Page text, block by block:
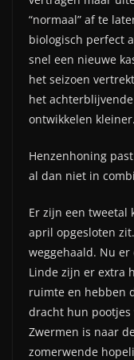
“normaal” af te
biologisch perfect
snel een nieuwe
het seizoen
het
ontwikkelen kleiner.
Henzenhoning
al dan niet in
Er zijn een tweetal
april opgesloten
weggehaald. Nu
Linde zijn er extra
ruimte en hebben
dracht hun
Zwermen is naar
zomerwende